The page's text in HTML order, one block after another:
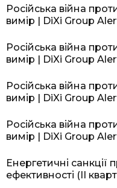
Російська війна
вимір | DiXi Group
Російська війна
вимір | DiXi Group
Російська війна
вимір | DiXi Group
Російська війна
вимір | DiXi Group
Енергетичні санкції
ефективності (II